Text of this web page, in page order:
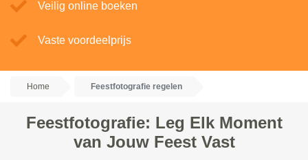
Veilig online boeken
Vaste voordeelprijs
Home Feestfotografie regelen
Feestfotografie: Leg Elk Moment
van Jouw Feest Vast